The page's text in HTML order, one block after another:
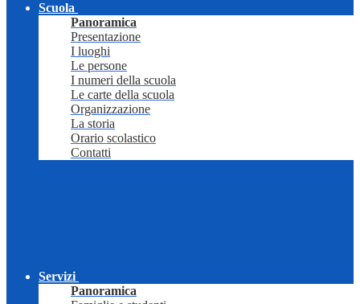
Scuola
Panoramica
Presentazione
I luoghi
Le persone
I numeri della scuola
Le carte della scuola
Organizzazione
La storia
Orario scolastico
Contatti
Servizi
Panoramica